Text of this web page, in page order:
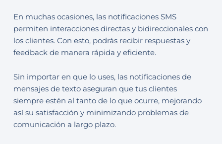
En muchas ocasiones, las notificaciones SMS
permiten interacciones directas y bidireccionales con
los clientes. Con esto, podrás recibir respuestas y
feedback de manera rápida y eficiente.
Sin importar en que lo uses, las notificaciones de
mensajes de texto aseguran que tus clientes
siempre estén al tanto de lo que ocurre, mejorando
así su satisfacción y minimizando problemas de
comunicación a largo plazo.